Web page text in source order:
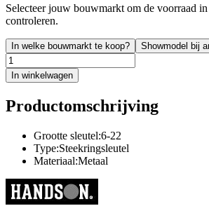
Selecteer jouw bouwmarkt om de voorraad
controleren.
In welke bouwmarkt te koop? Showmodel bij
In winkelwagen
Productomschrijving
Grootte sleutel:6-22
Type:Steekringsleutel
Materiaal:Metaal